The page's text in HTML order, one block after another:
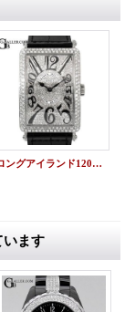
ロングアイランド1200SC フルダイヤパヴェ アフターダイヤ
います